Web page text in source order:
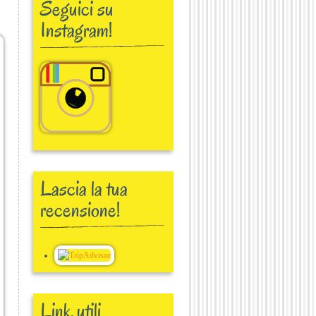
Seguici su
Instagram!
Lascia la tua
recensione!